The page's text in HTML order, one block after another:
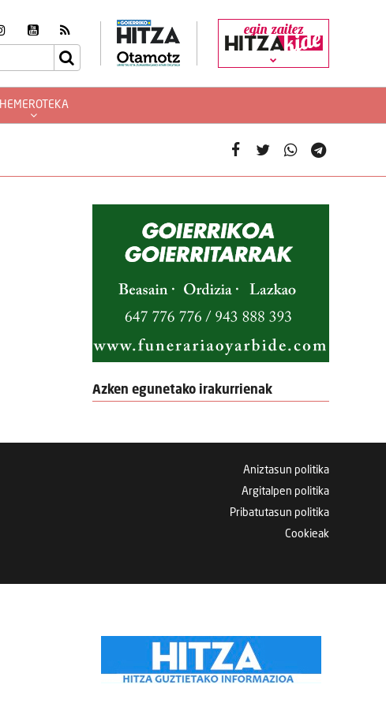
egin zaitez
HEMEROTEKA
Azken egunetako irakurrienak
Aniztasun politika
Argitalpen politika
Pribatutasun politika
Cookieak